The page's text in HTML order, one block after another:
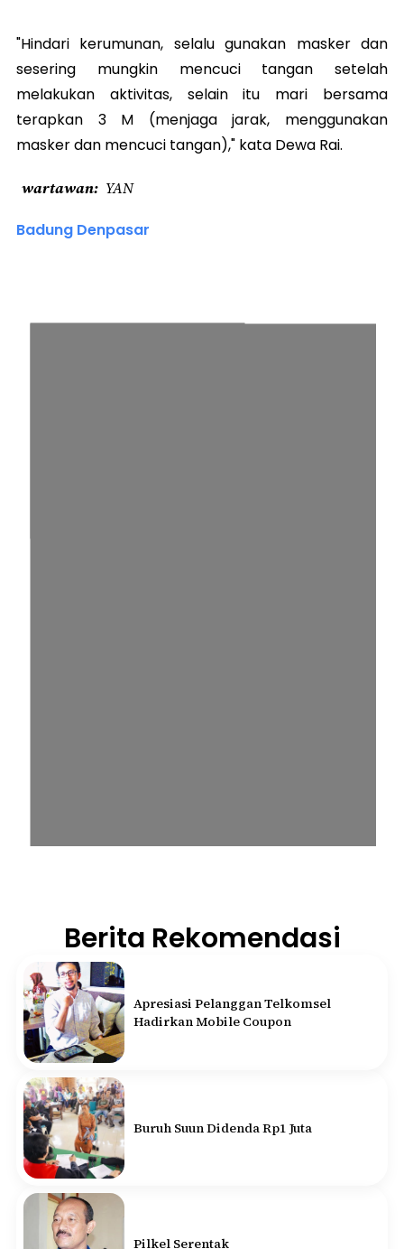
"Hindari kerumunan, selalu gunakan masker dan
sesering mungkin mencuci tangan setelah
melakukan aktivitas, selain itu mari bersama
terapkan 3 M (menjaga jarak, menggunakan
masker dan mencuci tangan)," kata Dewa Rai.
wartawan YAN
Badung Denpasar
Berita Rekomendasi
Apresiasi Pelanggan Telkomsel
Hadirkan Mobile Coupon
Buruh Suun Didenda Rp1 Juta
Pilkel Serentak